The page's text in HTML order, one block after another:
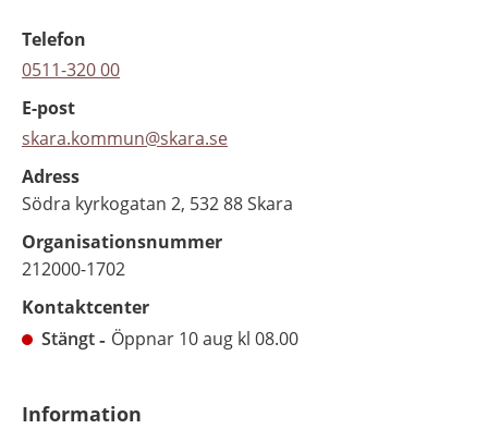
Telefon
0511-320 00
E-post
skara.kommun@skara.se
Adress
Södra kyrkogatan 2, 532 88 Skara
Organisationsnummer
212000-1702
Kontaktcenter
Stängt
Öppnar 10 aug kl 08.00
Information